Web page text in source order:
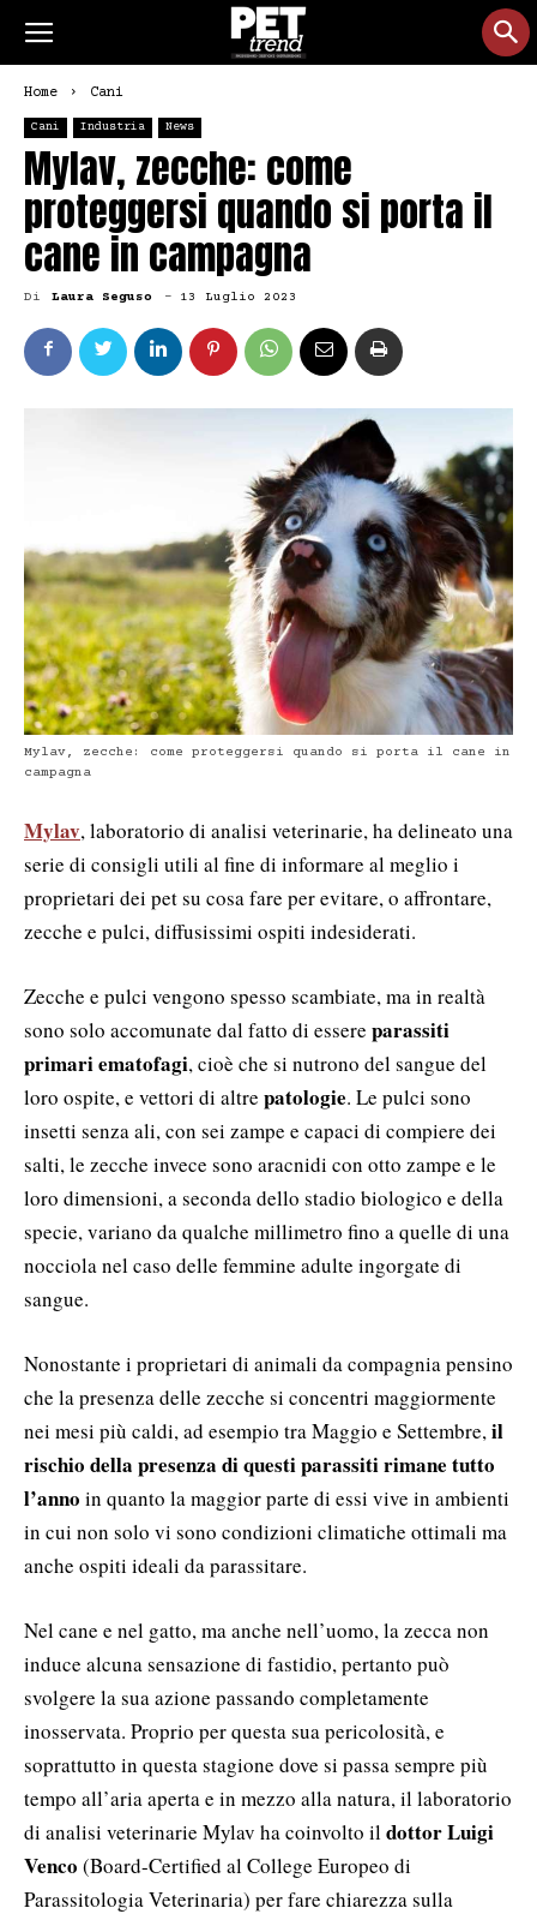
Home Cani
Cani Industria News
Mylav, zecche: come
proteggersi quando si porta il
cane in campagna
Di Laura Seguso - 13 Luglio 2023
Mylav, zecche: come proteggersi quando si porta il cane in
campagna
Mylav, laboratorio di analisi veterinarie, ha delineato una
serie di consigli utili al fine di informare al meglio i
proprietari dei pet su cosa fare per evitare, o affrontare,
zecche e pulci, diffusissimi ospiti indesiderati.
Zecche e pulci vengono spesso scambiate, ma in realtà
sono solo accomunate dal fatto di essere parassiti
primari ematofagi, cioè che si nutrono del sangue del
loro ospite, e vettori di altre patologie. Le pulci sono
insetti senza ali, con sei zampe e capaci di compiere dei
salti, le zecche invece sono aracnidi con otto zampe e le
loro dimensioni, a seconda dello stadio biologico e della
specie, variano da qualche millimetro fino a quelle di una
nocciola nel caso delle femmine adulte ingorgate di
sangue.
Nonostante i proprietari di animali da compagnia pensino
che la presenza delle zecche si concentri maggiormente
nei mesi più caldi, ad esempio tra Maggio e Settembre,il
rischio della presenza di questi parassiti rimane tutto
l’anno in quanto la maggior parte di essi vive in ambienti
in cui non solo vi sono condizioni climatiche ottimali ma
anche ospiti ideali da parassitare.
Nel cane e nel gatto, ma anche nell’uomo, la zecca non
induce alcuna sensazione di fastidio, pertanto può
svolgere la sua azione passando completamente
inosservata. Proprio per questa sua pericolosità, e
soprattutto in questa stagione dove si passa sempre più
tempo all’aria aperta e in mezzo alla natura, il laboratorio
di analisi veterinarie Mylav ha coinvolto ildottor Luigi
Venco (Board-Certified al College Europeo di
Parassitologia Veterinaria) per fare chiarezza sulla